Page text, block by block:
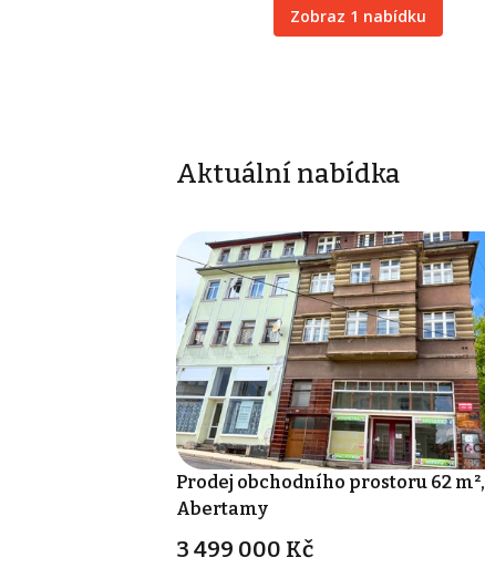
Zobraz 1 nabídku
Aktuální nabídka
Prodej obchodního prostoru 62 m²,
Abertamy
3 499 000 Kč